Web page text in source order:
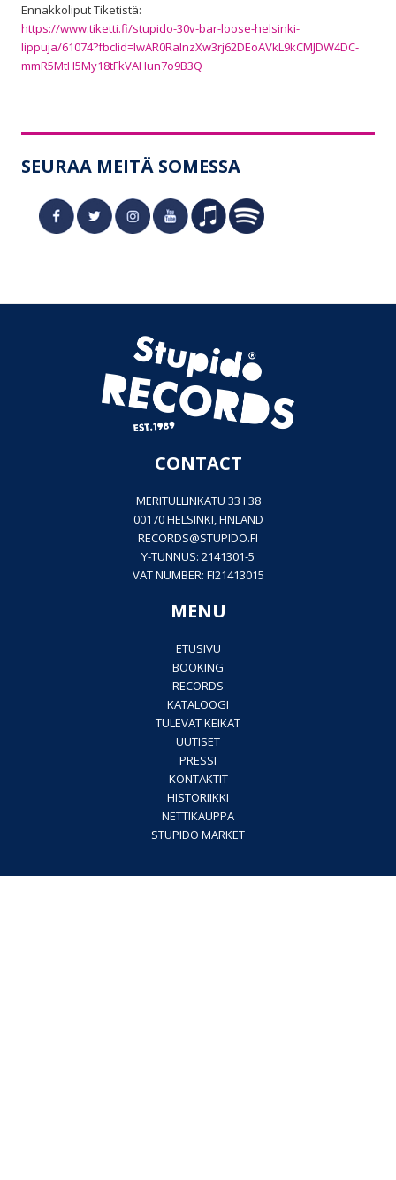
Ennakkoliput Tiketistä:
https://www.tiketti.fi/stupido-30v-bar-loose-helsinki-
lippuja/61074?fbclid=IwAR0RalnzXw3rj62DEoAVkL9kCMJDW4DC-
mmR5MtH5My18tFkVAHun7o9B3Q
SEURAA MEITÄ SOMESSA
CONTACT
MERITULLINKATU 33 I 38
00170 HELSINKI, FINLAND
RECORDS@STUPIDO.FI
Y-TUNNUS: 2141301-5
VAT NUMBER: FI21413015
MENU
ETUSIVU
BOOKING
RECORDS
KATALOOGI
TULEVAT KEIKAT
UUTISET
PRESSI
KONTAKTIT
HISTORIIKKI
NETTIKAUPPA
STUPIDO MARKET